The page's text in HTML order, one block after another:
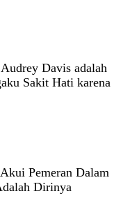
Davis adalah
Sakit Hati karena
Pemeran Dalam
Dirinya